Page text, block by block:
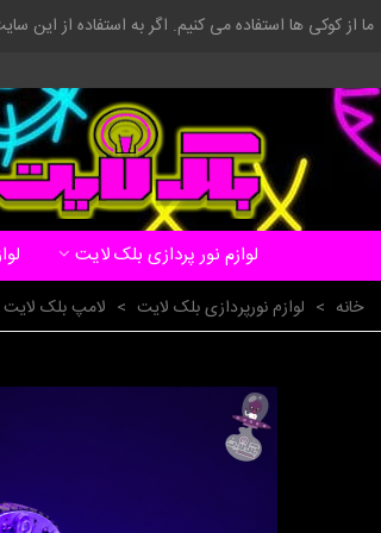
ما از کوکی ها استفاده می کنیم. اگر به استفاده از
لوازم نور پردازی بلک لایت
خانه > لوازم نورپردازی بلک لایت > لامپ بلک لایت